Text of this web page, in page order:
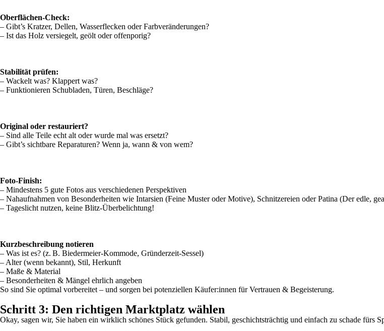
Oberflächen-Check:
– Gibt’s Kratzer, Dellen, Wasserflecken oder Farbveränderungen?
– Ist das Holz versiegelt, geölt oder offenporig?
Stabilität prüfen:
– Wackelt was? Klappert was?
– Funktionieren Schubladen, Türen, Beschläge?
Original oder restauriert?
– Sind alle Teile echt alt oder wurde mal was ersetzt?
– Gibt’s sichtbare Reparaturen? Wenn ja, wann & von wem?
Foto-Finish:
– Mindestens 5 gute Fotos aus verschiedenen Perspektiven
– Nahaufnahmen von Besonderheiten wie Intarsien (Feine Muster oder Motive), Schnitzereien oder Patina (Der edle,
– Tageslicht nutzen, keine Blitz-Überbelichtung!
Kurzbeschreibung notieren
– Was ist es? (z. B. Biedermeier-Kommode, Gründerzeit-Sessel)
– Alter (wenn bekannt), Stil, Herkunft
– Maße & Material
– Besonderheiten & Mängel ehrlich angeben
So sind Sie optimal vorbereitet – und sorgen bei potenziellen Käufer:innen für Vertrauen & Begeisterung.
Schritt 3: Den richtigen Marktplatz wählen
Okay, sagen wir, Sie haben ein wirklich schönes Stück gefunden. Stabil, geschichtsträchtig und einfach zu schade